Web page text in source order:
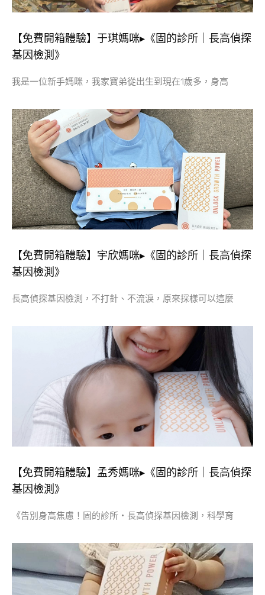
【免費開箱體驗】于琪媽咪▸《固的診所｜長高偵探
基因檢測》
我是一位新手媽咪，我家寶弟從出生到現在1歲多，身高
【免費開箱體驗】宇欣媽咪▸《固的診所｜長高偵探
基因檢測》
長高偵探基因檢測，不打針、不流淚，原來採樣可以這麼
【免費開箱體驗】孟秀媽咪▸《固的診所｜長高偵探
基因檢測》
《告別身高焦慮！固的診所・長高偵探基因檢測，科學育